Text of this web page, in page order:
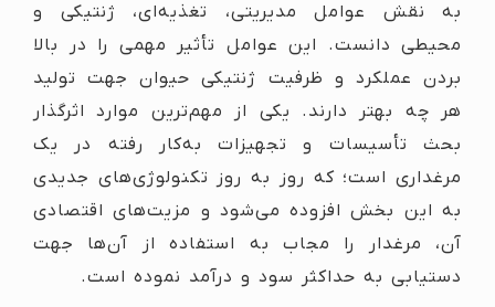
به نقش عوامل مدیریتی، تغذیه‌ای، ژنتیکی و
محیطی دانست. این عوامل تأثیر مهمی را در بالا
بردن عملکرد و ظرفیت ژنتیکی حیوان جهت تولید
هر چه بهتر دارند. یکی از مهم‌ترین موارد اثرگذار
بحث تأسیسات و تجهیزات به‌کار رفته در یک
مرغداری است؛ که روز به روز تکنولوژی‌های جدیدی
به این بخش افزوده می‌شود و مزیت‌های اقتصادی
آن، مرغدار را مجاب به استفاده از آن‌ها جهت
دستیابی به حداکثر سود و درآمد نموده است.